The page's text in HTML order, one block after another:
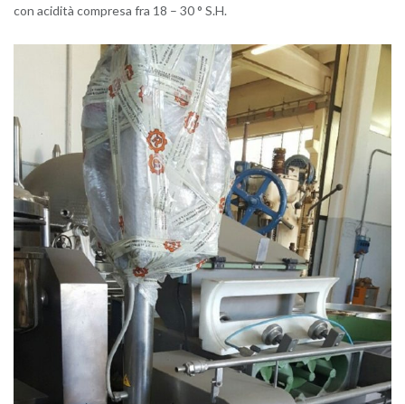
con aci­di­tà com­pre­sa fra 18 – 30 ° S.H.